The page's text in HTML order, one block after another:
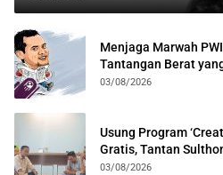
Menjaga Marwah
Tantangan Berat
Lintas Generasi
03/08/2026
Usung Program
Gratis, Tantan
Kota Bogor
03/08/2026